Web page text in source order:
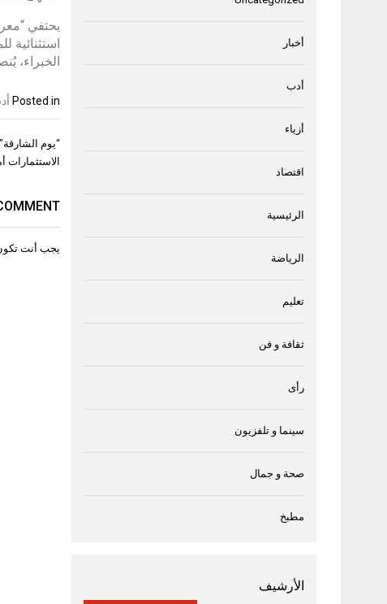
استثنائية
الخبراء،
Posted in
تصفّح
المقالات
“يوم
الاستثمارات
يجب أنت
أخبار
أدب
أزياء
اقتصاد
الرئيسية
الرياضة
تعليم
ثقافة و فن
رأى
سينما و تلفزيون
صحة و جمال
مطبخ
الأرشيف